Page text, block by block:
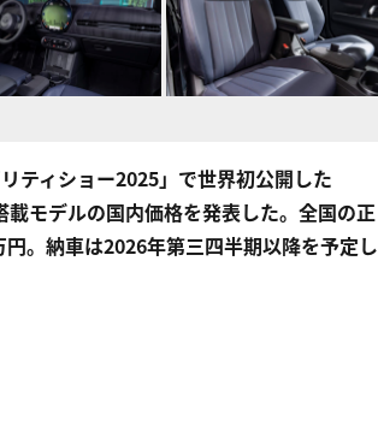
ティショー2025」で世界初公開した
載モデルの国内価格を発表した。全国の正
。納車は2026年第三四半期以降を予定し